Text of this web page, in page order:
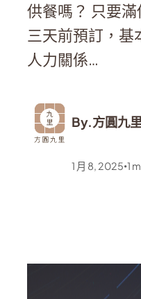
供餐嗎？ 只要
三天前預訂，基
人力關係…
By.方圓九里
1 月 8, 2025 •1